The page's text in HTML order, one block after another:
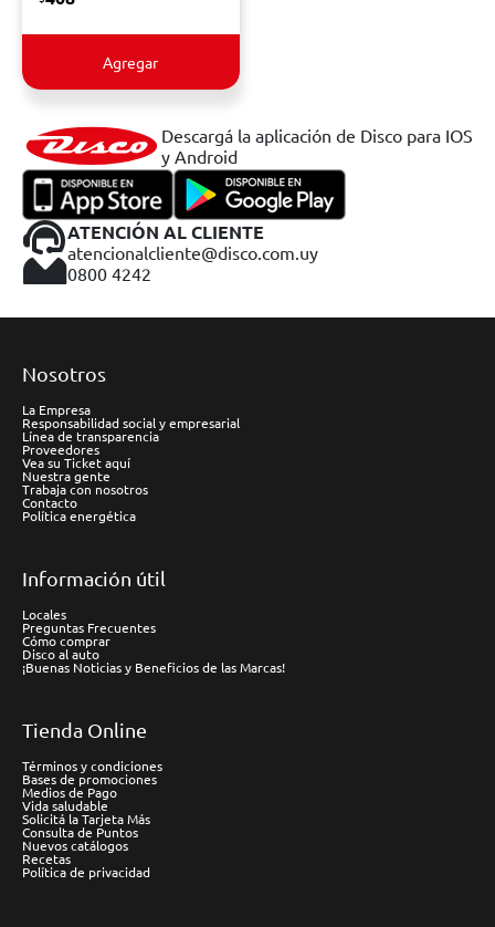
Agregar
Descargá la aplicación de Disco para IOS
y Android
ATENCIÓN AL CLIENTE
atencionalcliente@disco.com.uy
0800 4242
Nosotros
La Empresa
Responsabilidad social y empresarial
Línea de transparencia
Proveedores
Vea su Ticket aquí
Nuestra gente
Trabaja con nosotros
Contacto
Política energética
Información útil
Locales
Preguntas Frecuentes
Cómo comprar
Disco al auto
¡Buenas Noticias y Beneficios de las Marcas!
Tienda Online
Términos y condiciones
Bases de promociones
Medios de Pago
Vida saludable
Solicitá la Tarjeta Más
Consulta de Puntos
Nuevos catálogos
Recetas
Política de privacidad